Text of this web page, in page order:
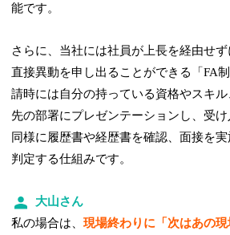
能です。
さらに、当社には社員が上長を経由せ
直接異動を申し出ることができる「FA
請時には自分の持っている資格やスキ
先の部署にプレゼンテーションし、受
同様に履歴書や経歴書を確認、面接を
判定する仕組みです。
大山さん
私の場合は、現場終わりに「次はあの現